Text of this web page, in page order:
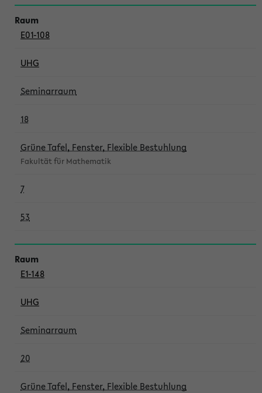
E01-108
UHG
Seminarraum
18
Grüne Tafel, Fenster, Flexible Bestuhlung
Fakultät für Mathematik
7
53
E1-148
UHG
Seminarraum
20
Grüne Tafel, Fenster, Flexible Bestuhlung